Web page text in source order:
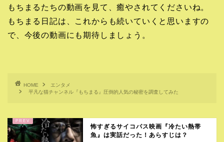
もちまるたちの動画を見て、癒やされてくださいね。
もちまる日記は、これからも続いていくと思いますの
で、今後の動画にも期待しましょう。
HOME
エンタメ
平凡な猫チャンネル『もちまる』圧倒的人気の秘密を調査してみた
怖すぎるサイコパス映画『冷たい熱帯
魚』は実話だった！あらすじは？